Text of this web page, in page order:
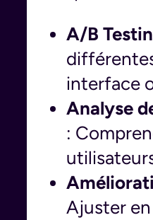
A/B
interface
Analyse
:
Ajuster